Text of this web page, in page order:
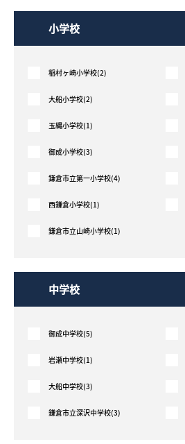
スタッフ紹介（「住まい」のコンサル
お知らせ
採用情報
ログイン
サイトマップ
小学校
稲村ヶ崎小学校(2)
大船小学校(2)
玉縄小学校(1)
御成小学校(3)
鎌倉市立第一小学校(4)
西鎌倉小学校(1)
鎌倉市立山崎小学校(1)
中学校
御成中学校(5)
岩瀬中学校(1)
大船中学校(3)
鎌倉市立深沢中学校(3)